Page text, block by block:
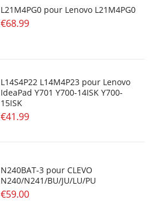
L21M4PG0 pour Lenovo L21M4PG0
€68.99
L14S4P22 L14M4P23 pour Lenovo
IdeaPad Y701 Y700-14ISK Y700-
15ISK
€41.99
N240BAT-3 pour CLEVO
N240/N241/BU/JU/LU/PU
€59.00